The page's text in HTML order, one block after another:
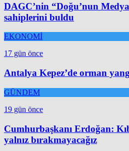
DAGC’nin “Doğu’nun
sahiplerini buldu
EKONOMİ
17 gün önce
Antalya Kepez’de orman
GÜNDEM
19 gün önce
Cumhurbaşkanı Erdoğan:
yalnız bırakmayacağız